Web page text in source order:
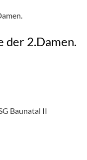
der 2.Damen.
Baunatal II